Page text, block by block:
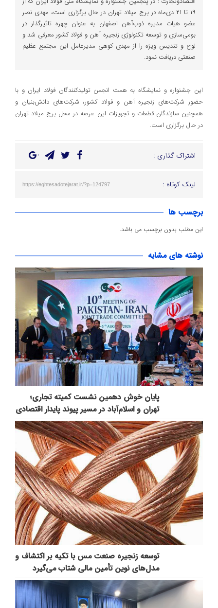
۱۹ تا ۲۱ دی‌ماه در برج میلاد تهران در حال برگزاری است، مهدی نصر
عضو هیات مدیره ذوب‌آهن اصفهان به عنوان چهره تاثیرگذار در
بومی‌سازی و توسعه تکنولوژی زنجیره آهن و فولاد کشور معرفی شد و
لوح و تندیس ویژه را از مهدی کوهی مدیرعامل این مجتمع عظیم
صنعتی دریافت نمود‌.
این جشنواره و نمایشگاه به همت انجمن تولیدکنندگان فولاد ایران و با
حضور شرکت‌های زنجیره آهن و فولاد کشور، شرکت‌های دانش‌بنیان و
همچنین سازندگان قطعات و تجهیزات این عرصه در محل برج میلاد تهران
در حال برگزاری است.
اشتراک گذاری :
لینک کوتاه : https://eghtesadotejarat.ir/?p=124797
برچسب ها
این مطلب بدون برچسب می باشد.
نوشته های مشابه
پایان خوش دهمین نشست کمیته تجاری؛
تهران و اسلام‌آباد در مسیر پیوند پایدار اقتصادی
توسعه زنجیره صنعت مس با تکیه بر اکتشاف و
مدل‌های نوین تأمین مالی شتاب می‌گیرد